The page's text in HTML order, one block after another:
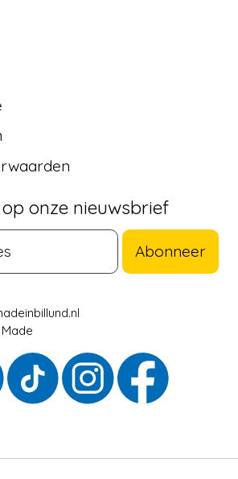
onze nieuwsbrief
Abonneer